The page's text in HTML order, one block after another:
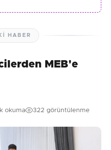
HABER
MEB'e
okuma 322 görüntülenme